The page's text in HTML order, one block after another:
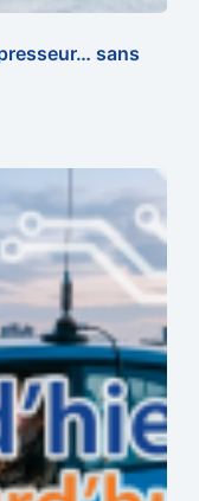
sans